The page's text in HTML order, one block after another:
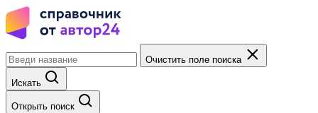
Очистить поле поиска
Искать
Открыть поиск